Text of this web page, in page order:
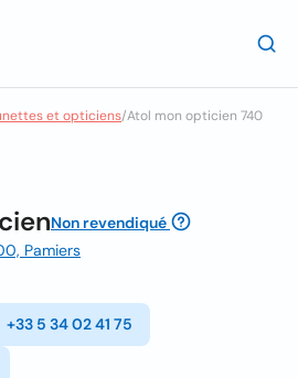
et opticiens/Atol mon opticien 740
Non revendiqué
Pamiers
+33 5 34 02 41 75